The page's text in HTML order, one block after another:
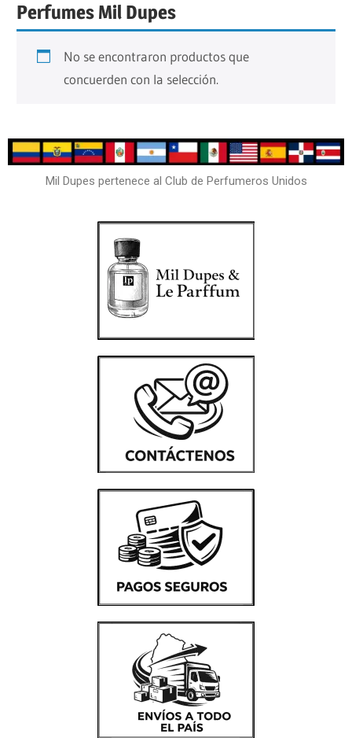
Perfumes Mil Dupes
No se encontraron productos que
concuerden con la selección.
Mil Dupes pertenece al Club de Perfumeros Unidos